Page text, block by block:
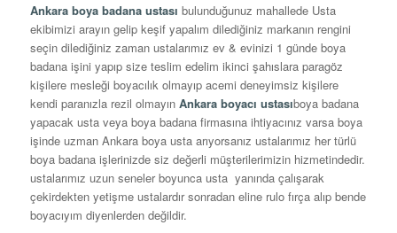
Ankara boya badana ustası bulunduğunuz mahallede Usta
ekibimizi arayın gelip keşif yapalım dilediğiniz markanın rengini
seçin dilediğiniz zaman ustalarımız ev & evinizi 1 günde boya
badana işini yapıp size teslim edelim ikinci şahıslara paragöz
kişilere mesleği boyacılık olmayıp acemi deneyimsiz kişilere
kendi paranızla rezil olmayın Ankara boyacı ustasıboya badana
yapacak usta veya boya badana firmasına ihtiyacınız varsa boya
işinde uzman Ankara boya usta arıyorsanız ustalarımız her türlü
boya badana işlerinizde siz değerli müşterilerimizin hizmetindedir.
ustalarımız uzun seneler boyunca usta yanında çalışarak
çekirdekten yetişme ustalardır sonradan eline rulo fırça alıp bende
boyacıyım diyenlerden değildir.